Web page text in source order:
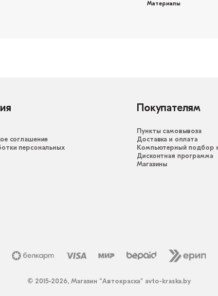
Материалы
соглашение
персональных
Покупателям
Пункты самовывоза
Доставка и оплата
Компьютерный подбор
Дисконтная программа
Магазины
© 2015-2026, Магазин “Автокраска” avto-kraska.by